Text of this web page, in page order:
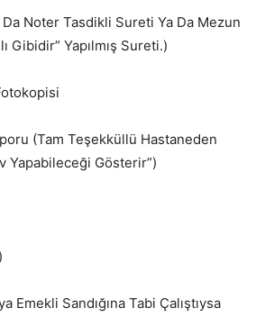
Da Noter Tasdikli Sureti Ya Da Mezun
Gibidir” Yapılmış Sureti.)
(Tam Teşekküllü Hastaneden
Yapabileceği Gösterir”)
Emekli Sandığına Tabi Çalıştıysa